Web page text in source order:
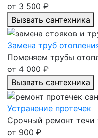
от 3 500 ₽
Вызвать сантехника
Замена труб
Поменяем трубы
от 4 000 ₽
Вызвать сантехника
Устранение протечек
Срочный ремонт течи
от 900 ₽